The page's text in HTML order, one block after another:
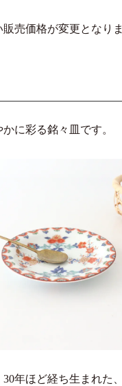
売価格が変更となり
に彩る銘々皿です。
年ほど経ち生まれた